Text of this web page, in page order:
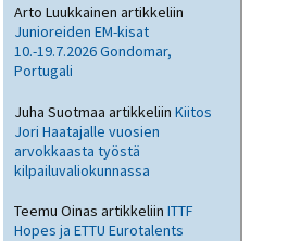
Arto Luukkainen artikkeliin
Junioreiden EM-kisat
10.-19.7.2026 Gondomar,
Portugali
Juha Suotmaa artikkeliin Kiitos
Jori Haatajalle vuosien
arvokkaasta työstä
kilpailuvaliokunnassa
Teemu Oinas artikkeliin ITTF
Hopes ja ETTU Eurotalents